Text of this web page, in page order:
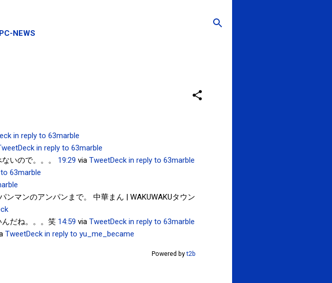
NEWS
in reply to 63marble
in reply to 63marble
いので。。。 19:29 via TweetDeck in reply to 63marble
63marble
マンのアンパンまで。 中華まん | WAKUWAKUタウン
だね。。。笑 14:59 via TweetDeck in reply to 63marble
TweetDeck in reply to yu_me_became
Powered byt2b